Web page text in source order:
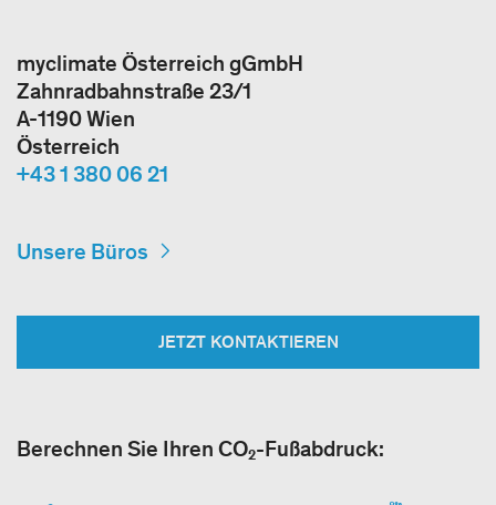
myclimate Österreich gGmbH
Zahnradbahnstraße 23/1
A-1190 Wien
Österreich
+43 1 380 06 21
Unsere Büros
JETZT KONTAKTIEREN
Berechnen Sie Ihren CO₂-Fußabdruck: